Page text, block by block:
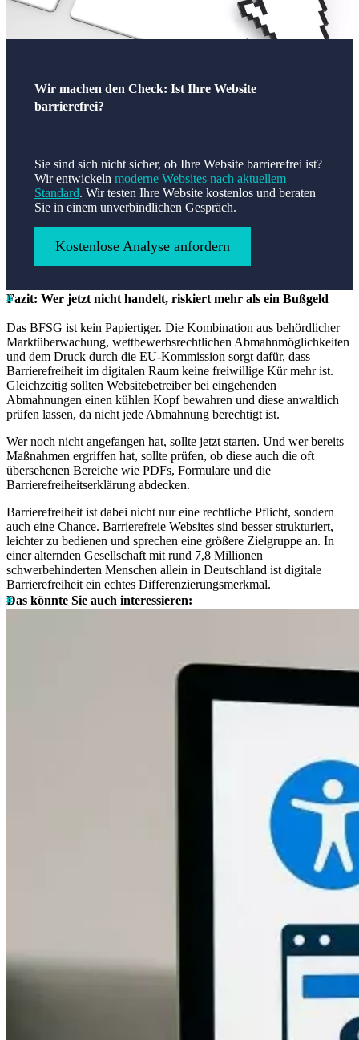
Wir machen den Check: Ist Ihre Website
barrierefrei?
Sie sind sich nicht sicher, ob Ihre Website barrierefrei ist?
Wir entwickeln moderne Websites nach aktuellem
Standard. Wir testen Ihre Website kostenlos und beraten
Sie in einem unverbindlichen Gespräch.
Kostenlose Analyse anfordern
Fazit: Wer jetzt nicht handelt, riskiert mehr als ein Bußgeld
Das BFSG ist kein Papiertiger. Die Kombination aus behördlicher
Marktüberwachung, wettbewerbsrechtlichen Abmahnmöglichkeiten
und dem Druck durch die EU-Kommission sorgt dafür, dass
Barrierefreiheit im digitalen Raum keine freiwillige Kür mehr ist.
Gleichzeitig sollten Websitebetreiber bei eingehenden
Abmahnungen einen kühlen Kopf bewahren und diese anwaltlich
prüfen lassen, da nicht jede Abmahnung berechtigt ist.
Wer noch nicht angefangen hat, sollte jetzt starten. Und wer bereits
Maßnahmen ergriffen hat, sollte prüfen, ob diese auch die oft
übersehenen Bereiche wie PDFs, Formulare und die
Barrierefreiheitserklärung abdecken.
Barrierefreiheit ist dabei nicht nur eine rechtliche Pflicht, sondern
auch eine Chance. Barrierefreie Websites sind besser strukturiert,
leichter zu bedienen und sprechen eine größere Zielgruppe an. In
einer alternden Gesellschaft mit rund 7,8 Millionen
schwerbehinderten Menschen allein in Deutschland ist digitale
Barrierefreiheit ein echtes Differenzierungsmerkmal.
Das könnte Sie auch interessieren: